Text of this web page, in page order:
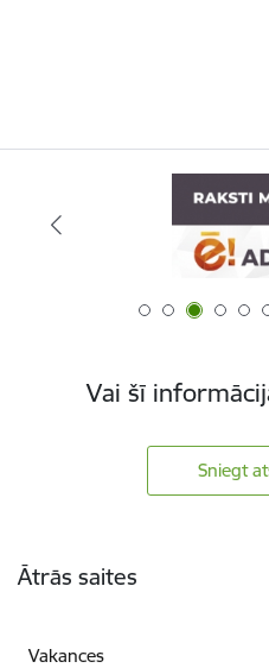
Vai šī
Sniegt
Ātrās saites
Vakances